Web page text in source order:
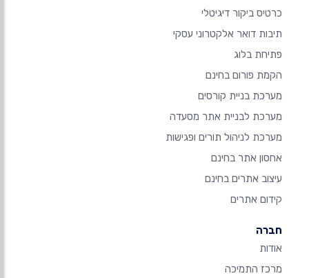
כרטיס ביקור דיגיטלי
תיבות דואר אלקטרוני עסקי
פתיחת בלוג
הקמת פורום בחינם
מערכת בניית קורסים
מערכת לבניית אתר מסעדה
מערכת לניהול תורים ופגישות
אחסון אתר בחינם
עיצוב אתרים בחינם
קידום אתרים
חברה
אודות
מרכז התמיכה